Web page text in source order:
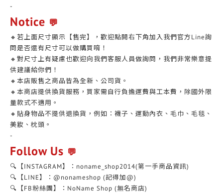
-
Notice 💬
🔸若上面尺寸顯示【售完】，歡迎點開右下角加入我們官方Line詢
問是否還有尺寸可以做購買唷！
🔸對尺寸上有疑慮也歡迎向我們客服人員做詢問，我們非常樂意提
供建議給你們！
🔸本店販售之商品皆為全新、公司貨。
🔸本商店提供換貨服務，買家需自行負擔運費與工本費，除國外限
量款式不適用。
🔸貼身物品不提供退換貨，例如：襪子、運動內衣、毛巾、毛毯、
美妝、枕頭。
-
Follow Us 💬
🔍【INSTAGRAM】：noname_shop2014(第一手商品資訊)
🔍【LINE】：@nonameshop (記得加@)
🔍【FB粉絲團】：NoName Shop (無名商店)